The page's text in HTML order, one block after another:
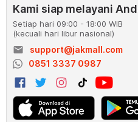
Kami siap melayani
Setiap hari 09:00 - 18:00 WIB
(kecuali hari libur nasional)
email
support@jakmall.com
0851 3337 0987